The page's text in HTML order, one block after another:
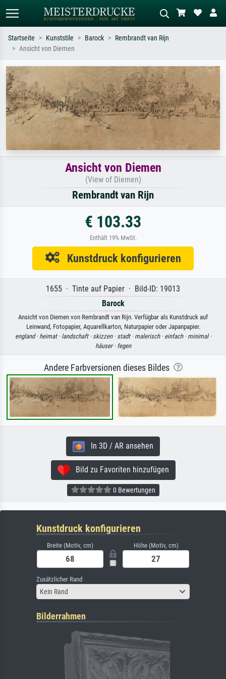
Suchen Sie nach Künstlern, Werktiteln
oder Stilen – z.B. Monet,
Sternennacht, Impressionismus, Welle
Hokusai, Akt.
Beschreiben Sie die Szene – z.B. Grüne
Wiese, Abstrakt mit viel Rot, Dunkles
Ölgemälde, Stehender Akt neben einem
Baum.
Startseite Kunststile Barock
Rembrandt van Rijn
Ansicht von Diemen
Ansicht von Diemen
(View of Diemen)
Rembrandt van Rijn
€ 103.33
Enthält 19% MwSt.
Kunstdruck konfigurieren
1655 · Tinte auf Papier · Bild-ID: 19013
Barock
Ansicht von Diemen von Rembrandt van Rijn. Verfügbar als Kunstdruck auf
Leinwand, Fotopapier, Aquarellkarton, Naturpapier oder Japanpapier.
england · heimat · landschaft · skizzen · stadt · malerisch · einfach · minimal ·
häuser · fegen
Andere Farbversionen dieses Bildes
In 3D / AR ansehen
Bild zu Favoriten hinzufügen
0 Bewertungen
Kunstdruck konfigurieren
Breite (Motiv, cm) Höhe (Motiv, cm)
Zusätzlicher Rand
Kein Rand
Bilderrahmen